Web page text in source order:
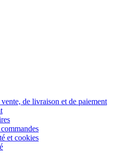
de livraison et de paiement
et cookies